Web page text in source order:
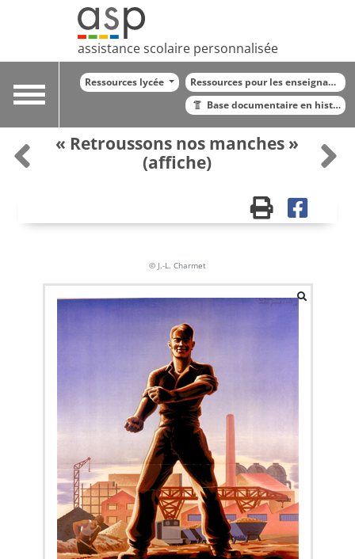
assistance scolaire personnalisée
Toggle
Ressources lycée
Ressources pour les enseignants
Base documentaire en histoire
« Retroussons nos manches »
(affiche)
© J.-L. Charmet